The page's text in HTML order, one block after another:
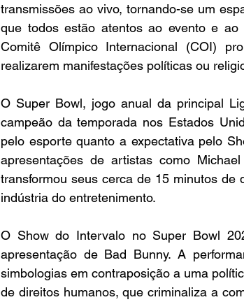
transmissões ao vivo, tornando-se um
que todos estão atentos ao evento e
Comitê Olímpico Internacional (COI)
realizarem manifestações políticas ou
O Super Bowl, jogo anual da principal
campeão da temporada nos Estados
pelo esporte quanto a expectativa pelo
apresentações de artistas como
transformou seus cerca de 15 minutos
indústria do entretenimento.
O Show do Intervalo no Super Bowl
apresentação de Bad Bunny. A
simbologias em contraposição a uma
de direitos humanos, que criminaliza a